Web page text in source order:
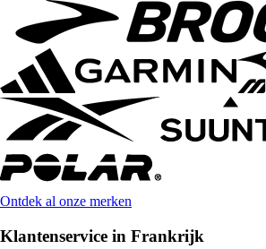
Ontdek al onze merken
Klantenservice in Frankrijk